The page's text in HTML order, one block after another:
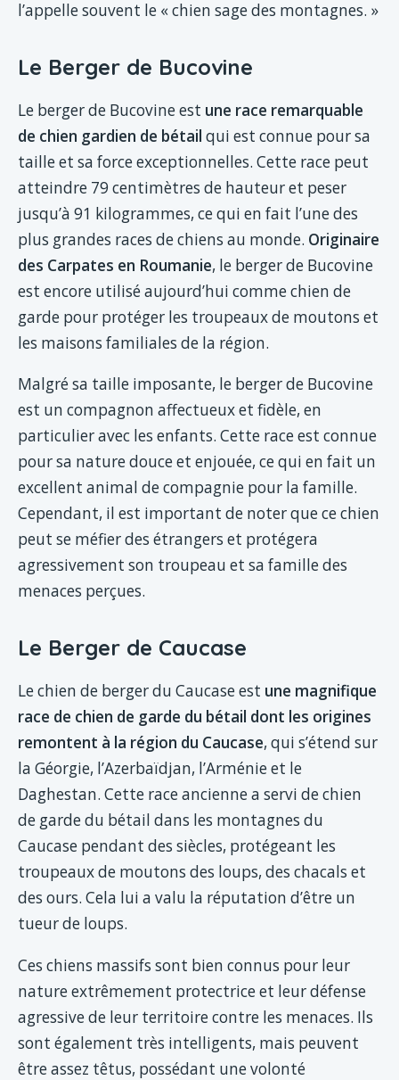
l’appelle souvent le « chien sage des montagnes. »
Le Berger de Bucovine
Le berger de Bucovine est une race remarquable
de chien gardien de bétail qui est connue pour sa
taille et sa force exceptionnelles. Cette race peut
atteindre 79 centimètres de hauteur et peser
jusqu’à 91 kilogrammes, ce qui en fait l’une des
plus grandes races de chiens au monde. Originaire
des Carpates en Roumanie, le berger de Bucovine
est encore utilisé aujourd’hui comme chien de
garde pour protéger les troupeaux de moutons et
les maisons familiales de la région.
Malgré sa taille imposante, le berger de Bucovine
est un compagnon affectueux et fidèle, en
particulier avec les enfants. Cette race est connue
pour sa nature douce et enjouée, ce qui en fait un
excellent animal de compagnie pour la famille.
Cependant, il est important de noter que ce chien
peut se méfier des étrangers et protégera
agressivement son troupeau et sa famille des
menaces perçues.
Le Berger de Caucase
Le chien de berger du Caucase est une magnifique
race de chien de garde du bétail dont les origines
remontent à la région du Caucase, qui s’étend sur
la Géorgie, l’Azerbaïdjan, l’Arménie et le
Daghestan. Cette race ancienne a servi de chien
de garde du bétail dans les montagnes du
Caucase pendant des siècles, protégeant les
troupeaux de moutons des loups, des chacals et
des ours. Cela lui a valu la réputation d’être un
tueur de loups.
Ces chiens massifs sont bien connus pour leur
nature extrêmement protectrice et leur défense
agressive de leur territoire contre les menaces. Ils
sont également très intelligents, mais peuvent
être assez têtus, possédant une volonté